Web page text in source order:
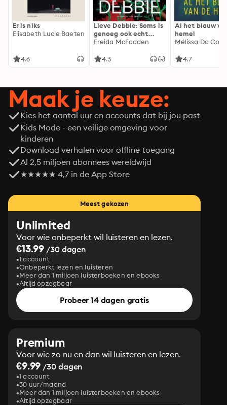
Er is niks
Elisabeth Lucie Baeten
4.6
Lieve Debbie: Soms is
genoeg ook echt
genoeg...
Freida McFadden
4.3
Al het blauw
hemel
Mélissa Da
4.7
Maak je keuze:
Kies het aantal uur en accounts dat bij jou past
Kids Mode - een veilige omgeving voor
kinderen
Download verhalen voor offline toegang
Al 2,5 miljoen abonnees wereldwijd
★★★★★ 4,7 in de App Store
Meest gekozen
Unlimited
Voor wie onbeperkt wil luisteren en lezen.
€13.99 /30 dagen
1 account
Onbeperkt lezen en luisteren
Meer dan 1 miljoen luisterboeken en ebooks
Altijd opzegbaar
Probeer 14 dagen gratis
Premium
Voor wie zo nu en dan wil luisteren en lezen.
€9.99 /30 dagen
1 account
30 uur/maand
Meer dan 1 miljoen luisterboeken en ebooks
Altijd opzegbaar